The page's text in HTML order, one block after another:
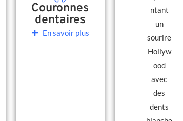
Couronnes
dentaires
En savoir plus